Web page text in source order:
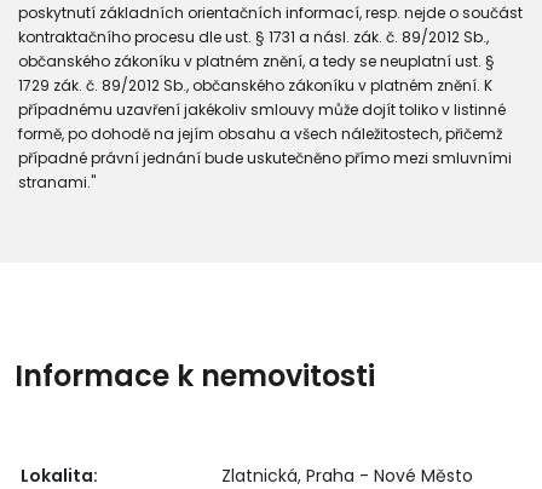
poskytnutí základních orientačních informací, resp. nejde o součást
kontraktačního procesu dle ust. § 1731 a násl. zák. č. 89/2012 Sb.,
občanského zákoníku v platném znění, a tedy se neuplatní ust. §
1729 zák. č. 89/2012 Sb., občanského zákoníku v platném znění. K
případnému uzavření jakékoliv smlouvy může dojít toliko v listinné
formě, po dohodě na jejím obsahu a všech náležitostech, přičemž
případné právní jednání bude uskutečněno přímo mezi smluvními
stranami."
Informace k nemovitosti
Lokalita:
Zlatnická, Praha - Nové Město